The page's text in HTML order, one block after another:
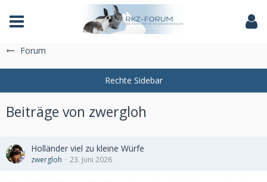
Das Fachforum der Rassekaninchenzucht
Forum
Beiträge von zwergloh
Holländer viel zu kleine Würfe
zwergloh 23. Juni 2026